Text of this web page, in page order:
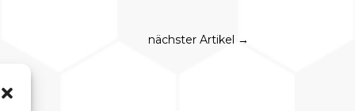
nächster Artikel →